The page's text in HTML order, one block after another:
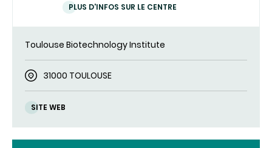
PLUS D'INFOS SUR LE CENTRE
Toulouse Biotechnology Institute
31000 TOULOUSE
SITE WEB